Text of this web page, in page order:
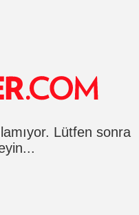
Lütfen sonra